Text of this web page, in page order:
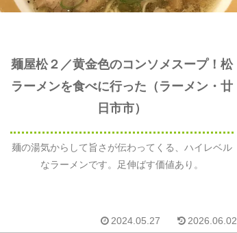
麺屋松２／黄金色のコンソメスープ！松
ラーメンを食べに行った（ラーメン・廿
日市市）
麺の湯気からして旨さが伝わってくる、ハイレベル
なラーメンです。足伸ばす価値あり。
2024.05.27 2026.06.02